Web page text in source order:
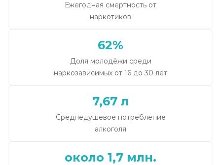
Ежегодная смертность от
наркотиков
62%
Доля молодёжи среди
наркозависимых от 16 до 30 лет
7,67 л
Среднедушевое потребление
алкоголя
около 1,7 млн.